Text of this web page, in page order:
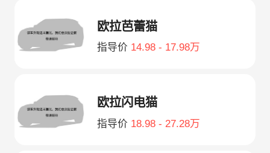
欧拉芭蕾猫
指导价 14.98 - 17.98万
欧拉闪电猫
指导价 18.98 - 27.28万